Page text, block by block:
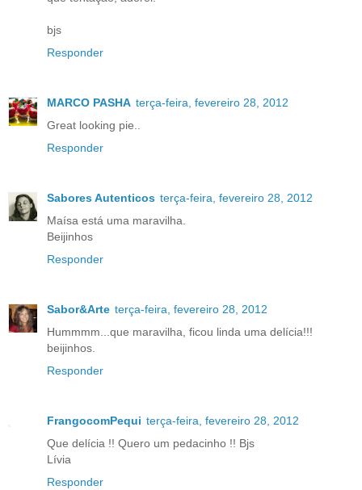
bjs
Responder
MARCO PASHA terça-feira, fevereiro 28, 2012
Great looking pie..
Responder
Sabores Autenticos terça-feira, fevereiro 28, 2012
Maísa está uma maravilha.
Beijinhos
Responder
Sabor&Arte terça-feira, fevereiro 28, 2012
Hummmm...que maravilha, ficou linda uma delícia!!!
beijinhos.
Responder
FrangocomPequi terça-feira, fevereiro 28, 2012
Que delícia !! Quero um pedacinho !! Bjs
Lívia
Responder